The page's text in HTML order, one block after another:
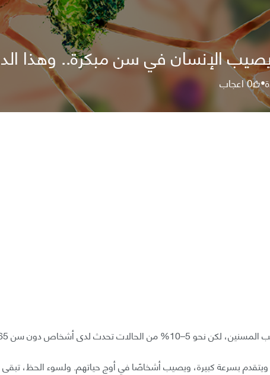
الإنسان في سن مبكرة.. وهذا
•
0اعجاب
الحالات تحدث لدى أشخاص دون سن 65.
ويتقدم بسرعة كبيرة، ويصيب أشخاصًا في أوج حياتهم. ولسوء الحظ، تبقى